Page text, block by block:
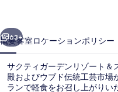
ン
リ
ゾ
63+
概要客室ロケーションポリシー
サクティガーデンリゾート＆
殿およびウブド伝統工芸市場
ランで軽食をお召し上がりい